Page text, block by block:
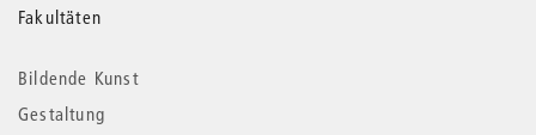
Weitere
Informationen
Fakultäten
Bildende Kunst
Gestaltung